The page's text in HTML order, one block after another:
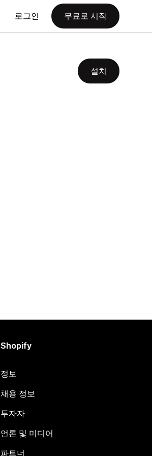
로그인 무료로 시작
설치
Shopify
정보
채용 정보
투자자
언론 및 미디어
파트너